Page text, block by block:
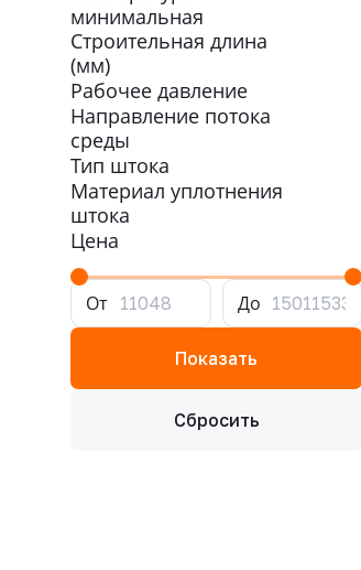
минимальная
Строительная длина
(мм)
Рабочее давление
Направление потока
среды
Тип штока
Материал уплотнения
штока
Цена
От До